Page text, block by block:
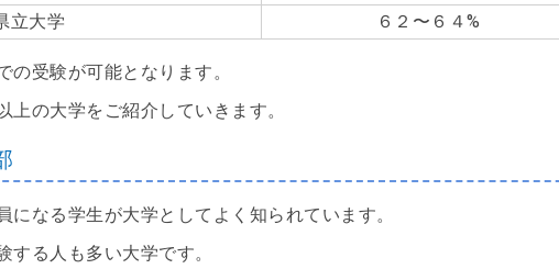
立大学
６２〜６４%
の受験が可能となります。
上の大学をご紹介していきます。
になる学生が大学としてよく知られています。
る人も多い大学です。